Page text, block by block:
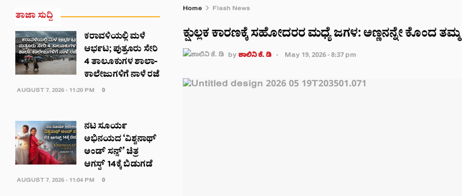
Home Flash News
ಕ್ಷುಲ್ಲಕ ಕಾರಣಕ್ಕೆ ಸಹೋದರರ ಮಧ್ಯೆ ಜಗಳ: ಅಣ್ಣನನ್ನೇ ಕೊಂದ ತಮ್ಮ
by ಶಾಲಿನಿ ಕೆ. ಡಿ May 19, 2026 - 8:37 pm
ತಾಜಾ ಸುದ್ದಿ
ಕರಾವಳಿಯಲ್ಲಿ ಮಳೆ
ಆರ್ಭಟ; ಪುತ್ತೂರು ಸೇರಿ
4 ತಾಲೂಕುಗಳ ಶಾಲಾ-
ಕಾಲೇಜುಗಳಿಗೆ ನಾಳೆ ರಜೆ
AUGUST 7, 2026 - 11:20 PM 0
ನಟ ಸೂರ್ಯ
ಅಭಿನಯದ ‘ವಿಶ್ವನಾಥ್
ಅಂಡ್ ಸನ್ಸ್’ ಚಿತ್ರ
ಆಗಸ್ಟ್ 14ಕ್ಕೆ ಬಿಡುಗಡೆ
AUGUST 7, 2026 - 11:04 PM 0